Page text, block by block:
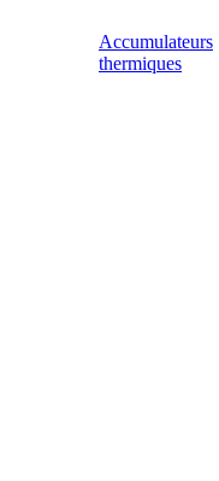
Accumulateurs
thermiques